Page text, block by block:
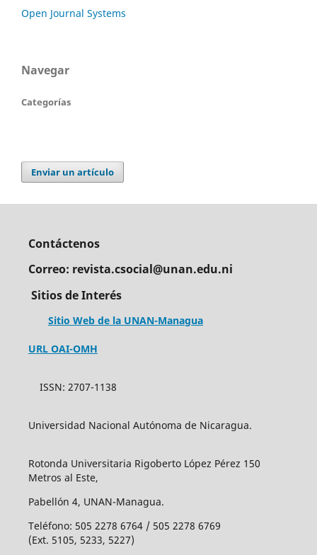
Open Journal Systems
Navegar
Categorías
Enviar un artículo
Contáctenos
Correo: revista.csocial@unan.edu.ni
Sitios de Interés
Sitio Web de la UNAN-Managua
URL OAI-OMH
ISSN: 2707-1138
Universidad Nacional Autónoma de Nicaragua.
Rotonda Universitaria Rigoberto López Pérez 150
Metros al Este,
Pabellón 4, UNAN-Managua.
Teléfono: 505 2278 6764 / 505 2278 6769
(Ext. 5105, 5233, 5227)